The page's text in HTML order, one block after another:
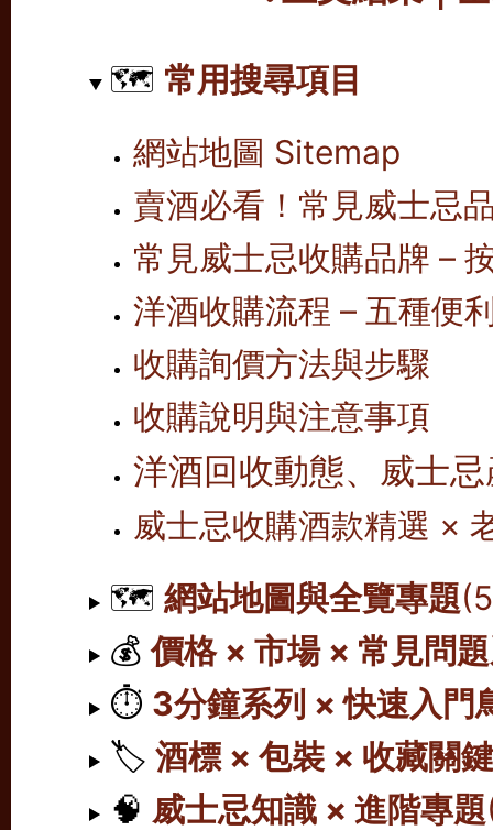
🗺️ 常用搜尋項目
網站地圖 Sitemap
賣酒必看！常見威士忌
常見威士忌收購品牌 –
洋酒收購流程 – 五種便
收購詢價方法與步驟
收購說明與注意事項
洋酒回收動態、威士
威士忌收購酒款精選 ×
🗺️網站地圖與全覽專題
💰價格 × 市場 × 常見問
⏱️ 3分鐘系列 × 快速入門
🏷️酒標 × 包裝 × 收藏關
🧠 威士忌知識 × 進階專題